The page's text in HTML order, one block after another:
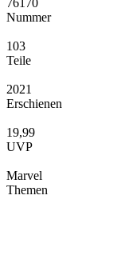
Nummer
103
Teile
2021
Erschienen
19,99
UVP
Marvel
Themen